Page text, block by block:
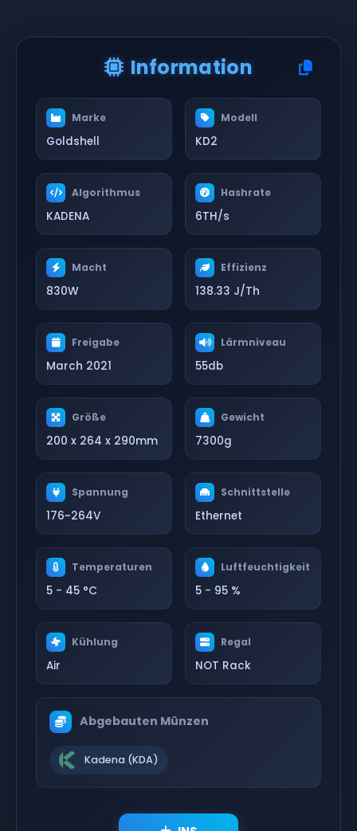
Information
Marke
Goldshell
Modell
KD2
Algorithmus
KADENA
Hashrate
6TH/s
Macht
830W
Effizienz
138.33 J/Th
Freigabe
March 2021
Lärmniveau
55db
Größe
200 x 264 x 290mm
Gewicht
7300g
Spannung
176~264V
Schnittstelle
Ethernet
Temperaturen
5 - 45 °C
Luftfeuchtigkeit
5 - 95 %
Kühlung
Air
Regal
NOT Rack
Abgebauten Münzen
Kadena (KDA)